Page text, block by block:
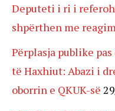
Deputeti i ri i
shpërthen me
Përplasja publike
të Haxhiut: Abazi i
oborrin e QKUK-së